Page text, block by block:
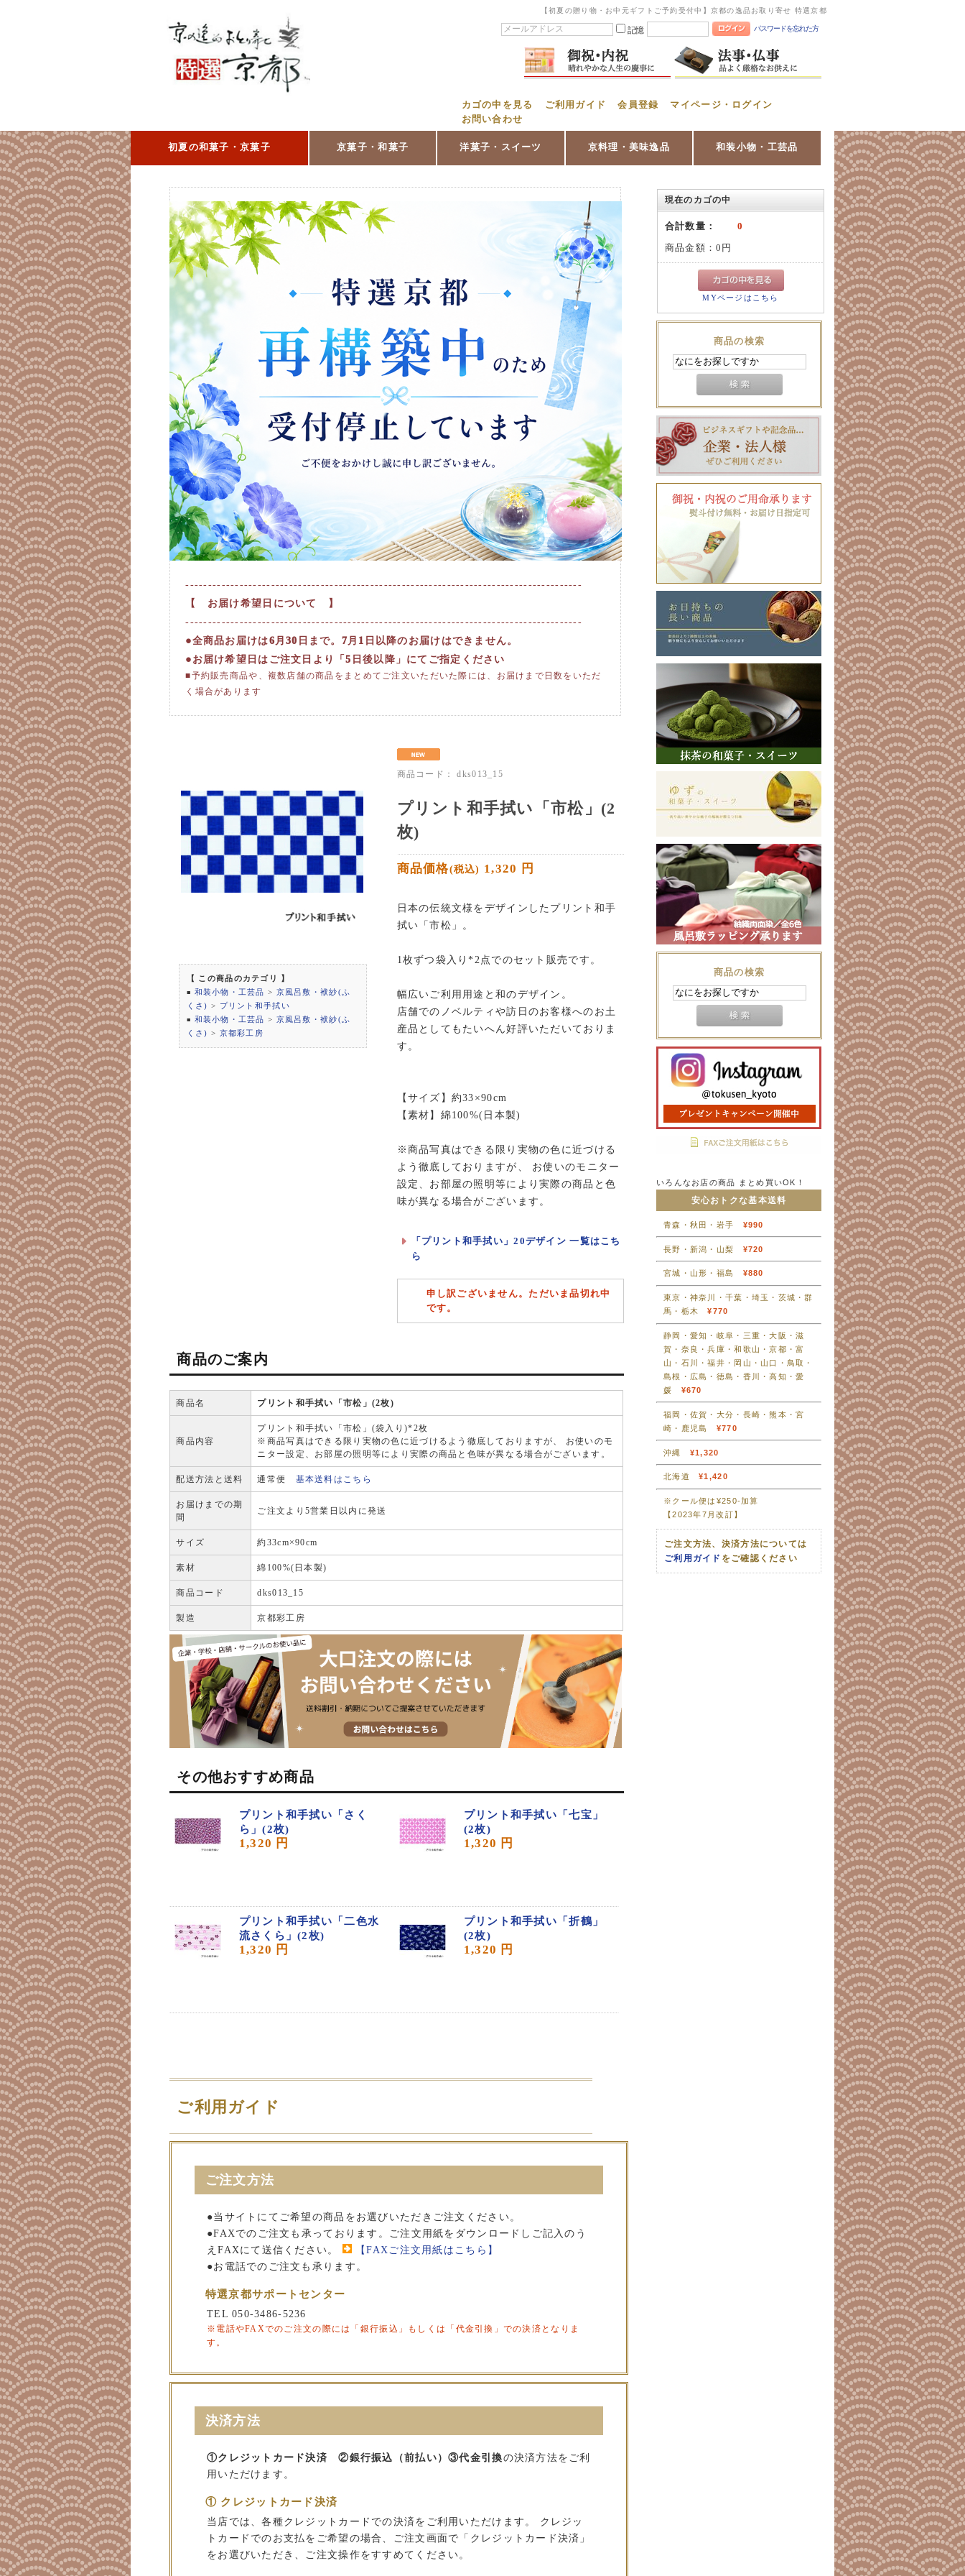
【初夏の贈り物・お中元ギフトご予約受付中】京都の逸品お取り寄せ 特選京都
記憶 パスワードを忘れた方
カゴの中を見る ご利用ガイド 会員登録
マイページ・ログイン
お問い合わせ
初夏の和菓子・京菓子 京菓子・和菓子 洋菓子・スイーツ 京料理・美味逸品 和装小物・工芸品
----------------------------------------------------------------------------------------
【 お届け希望日について 】
----------------------------------------------------------------------------------------
●全商品お届けは6月30日まで。7月1日以降のお届けはできません。
●お届け希望日はご注文日より「5日後以降」にてご指定ください
■予約販売商品や、複数店舗の商品をまとめてご注文いただいた際には、お届けまで日数をいただ
く場合があります
【 この商品のカテゴリ 】
■ 和装小物・工芸品 > 京風呂敷・袱紗(ふ
くさ) > プリント和手拭い
■ 和装小物・工芸品 > 京風呂敷・袱紗(ふ
くさ) > 京都彩工房
商品コード： dks013_15
プリント和手拭い「市松」(2
枚)
商品価格(税込) 1,320 円
日本の伝統文様をデザインしたプリント和手
拭い「市松」。
1枚ずつ袋入り*2点でのセット販売です。
幅広いご利用用途と和のデザイン。
店舗でのノベルティや訪日のお客様へのお土
産品としてもたいへん好評いただいておりま
す。
【サイズ】約33×90cm
【素材】綿100%(日本製)
※商品写真はできる限り実物の色に近づける
よう徹底しておりますが、 お使いのモニター
設定、お部屋の照明等により実際の商品と色
味が異なる場合がございます。
「プリント和手拭い」20デザイン 一覧はこち
ら
申し訳ございません。ただいま品切れ中
です。
商品のご案内
商品名 プリント和手拭い「市松」(2枚)
商品内容
プリント和手拭い「市松」(袋入り)*2枚
※商品写真はできる限り実物の色に近づけるよう徹底しておりますが、 お使いのモ
ニター設定、お部屋の照明等により実際の商品と色味が異なる場合がございます。
配送方法と送料 通常便 基本送料はこちら
お届けまでの期
間
ご注文より5営業日以内に発送
サイズ 約33cm×90cm
素材 綿100%(日本製)
商品コード dks013_15
製造 京都彩工房
その他おすすめ商品
プリント和手拭い「さく
ら」(2枚)
1,320 円
プリント和手拭い「七宝」
(2枚)
1,320 円
プリント和手拭い「二色水
流さくら」(2枚)
1,320 円
プリント和手拭い「折鶴」
(2枚)
1,320 円
ご利用ガイド
ご注文方法
●当サイトにてご希望の商品をお選びいただきご注文ください。
●FAXでのご注文も承っております。ご注文用紙をダウンロードしご記入のう
えFAXにて送信ください。
【FAXご注文用紙はこちら】
●お電話でのご注文も承ります。
特選京都サポートセンター
TEL 050-3486-5236
※電話やFAXでのご注文の際には「銀行振込」もしくは「代金引換」での決済となりま
す。
決済方法
①クレジットカード決済 ②銀行振込（前払い）③代金引換の決済方法をご利
用いただけます。
① クレジットカード決済
当店では、各種クレジットカードでの決済をご利用いただけます。 クレジッ
トカードでのお支払をご希望の場合、ご注文画面で「クレジットカード決済」
をお選びいただき、ご注文操作をすすめてください。
現在のカゴの中
合計数量： 0
商品金額：0円
MYページはこちら
商品の検索
商品の検索
いろんなお店の商品 まとめ買いOK！
安心おトクな基本送料
青森・秋田・岩手 ¥990
長野・新潟・山梨 ¥720
宮城・山形・福島 ¥880
東京・神奈川・千葉・埼玉・茨城・群
馬・栃木¥770
静岡・愛知・岐阜・三重・大阪・滋
賀・奈良・兵庫・和歌山・京都・富
山・石川・福井・岡山・山口・鳥取・
島根・広島・徳島・香川・高知・愛
媛 ¥670
福岡・佐賀・大分・長崎・熊本・宮
崎・鹿児島 ¥770
沖縄 ¥1,320
北海道¥1,420
※クール便は¥250-加算
【2023年7月改訂】
ご注文方法、決済方法については
ご利用ガイド をご確認ください